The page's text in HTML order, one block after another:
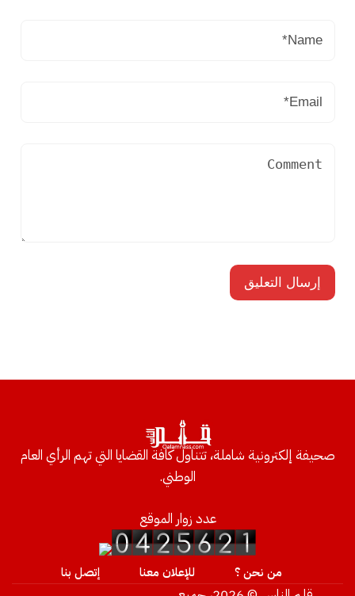
صحيفة إلكترونية شاملة، تتناول كافة القضايا التي تهم الرأي العام
الوطني.
عدد زوار الموقع
من نحن ؟ للإعلان معنا إتصل بنا